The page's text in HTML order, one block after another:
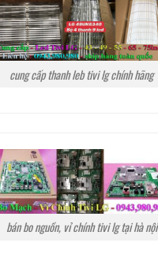
cung cấp thanh leb tivi lg chính hãng
bán bo nguồn, vỉ chính tivi lg tại hà nội